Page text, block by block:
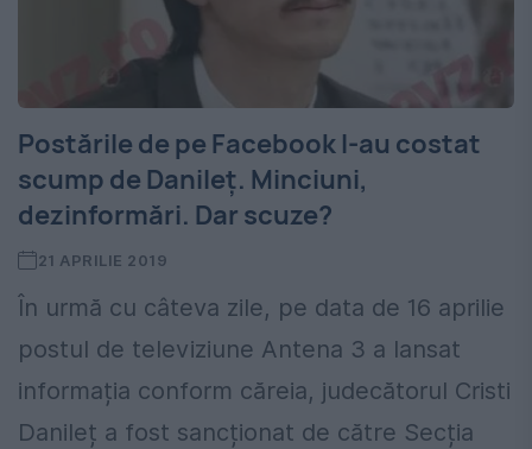
Postările de pe Facebook l-au costat
scump de Danileț. Minciuni,
dezinformări. Dar scuze?
21 APRILIE 2019
În urmă cu câteva zile, pe data de 16 aprilie
postul de televiziune Antena 3 a lansat
informația conform căreia, judecătorul Cristi
Danileț a fost sancționat de către Secția